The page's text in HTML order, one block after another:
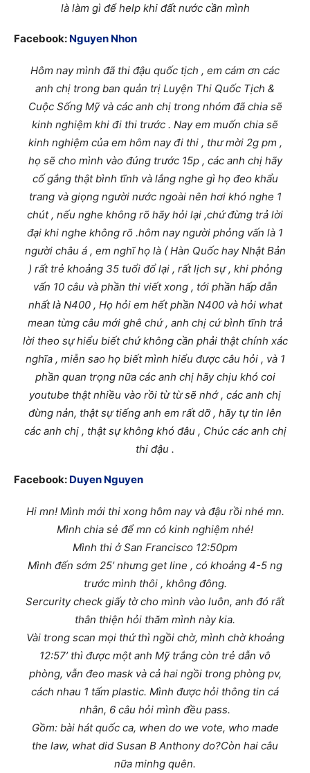
là làm gì để help khi đất nước cần mình
Facebook: Nguyen Nhon
Hôm nay mình đã thi đậu quốc tịch , em cám ơn các
anh chị trong ban quản trị Luyện Thi Quốc Tịch &
Cuộc Sống Mỹ và các anh chị trong nhóm đã chia sẽ
kinh nghiệm khi đi thi trước . Nay em muốn chia sẽ
kinh nghiệm của em hôm nay đi thi , thư mời 2g pm ,
họ sẽ cho mình vào đúng trước 15p , các anh chị hãy
cố gắng thật bình tĩnh và lắng nghe gì họ đeo khẩu
trang và giọng người nước ngoài nên hơi khó nghe 1
chút , nếu nghe không rõ hãy hỏi lại ,chứ đừng trả lời
đại khi nghe không rõ .hôm nay người phỏng vấn là 1
người châu á , em nghĩ họ là ( Hàn Quốc hay Nhật Bản
) rất trẻ khoảng 35 tuổi đổ lại , rất lịch sự , khi phỏng
vấn 10 câu và phần thi viết xong , tới phần hấp dẫn
nhất là N400 , Họ hỏi em hết phần N400 và hỏi what
mean từng câu mới ghê chứ , anh chị cứ bình tĩnh trả
lời theo sự hiểu biết chứ không cần phải thật chính xác
nghĩa , miễn sao họ biết mình hiểu được câu hỏi , và 1
phần quan trọng nữa các anh chị hãy chịu khó coi
youtube thật nhiều vào rồi từ từ sẽ nhớ , các anh chị
đừng nản, thật sự tiếng anh em rất dỡ , hãy tự tin lên
các anh chị , thật sự không khó đâu , Chúc các anh chị
thi đậu .
Facebook: Duyen Nguyen
Hi mn! Mình mới thi xong hôm nay và đậu rồi nhé mn.
Mình chia sẻ để mn có kinh nghiệm nhé!
Mình thi ở San Francisco 12:50pm
Mình đến sớm 25’ nhưng get line , có khoảng 4-5 ng
trước mình thôi , không đông.
Sercurity check giấy tờ cho mình vào luôn, anh đó rất
thân thiện hỏi thăm mình này kia.
Vài trong scan mọi thứ thì ngồi chờ, mình chờ khoảng
12:57’ thì được một anh Mỹ trắng còn trẻ dẫn vô
phòng, vẫn đeo mask và cả hai ngồi trong phòng pv,
cách nhau 1 tấm plastic. Mình được hỏi thông tin cá
nhân, 6 câu hỏi mình đều pass.
Gồm: bài hát quốc ca, when do we vote, who made
the law, what did Susan B Anthony do?Còn hai câu
nữa minhg quên.